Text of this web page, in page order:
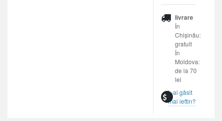
livrare
În
Chișinău:
gratuit
În
Moldova:
de la 70
lei
L-ai găsit
mai ieftin?